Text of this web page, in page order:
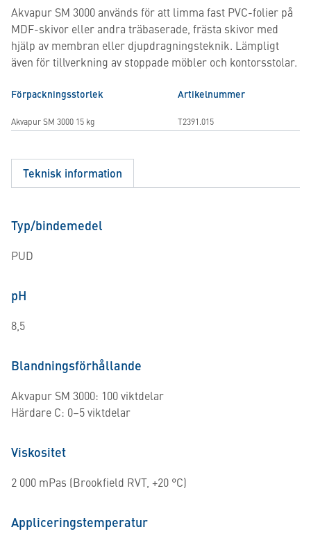
Akvapur SM 3000 används för att limma fast PVC-folier på
MDF-skivor eller andra träbaserade, frästa skivor med
hjälp av membran eller djupdragningsteknik. Lämpligt
även för tillverkning av stoppade möbler och kontorsstolar.
Förpackningsstorlek Artikelnummer
Akvapur SM 3000 15 kg T2391.015
Teknisk information
Typ/bindemedel
PUD
pH
8,5
Blandningsförhållande
Akvapur SM 3000: 100 viktdelar
Härdare C: 0–5 viktdelar
Viskositet
2 000 mPas (Brookfield RVT, +20 °C)
Appliceringstemperatur